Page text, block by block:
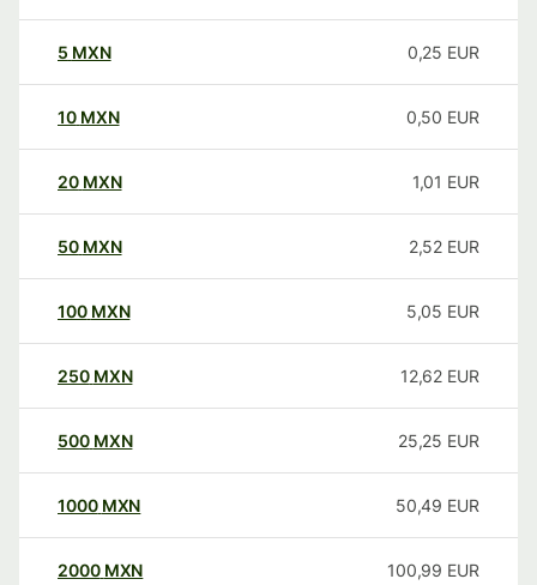
5 MXN 0,25 EUR
10 MXN 0,50 EUR
20 MXN 1,01 EUR
50 MXN 2,52 EUR
100 MXN 5,05 EUR
250 MXN 12,62 EUR
500 MXN 25,25 EUR
1000 MXN 50,49 EUR
2000 MXN 100,99 EUR